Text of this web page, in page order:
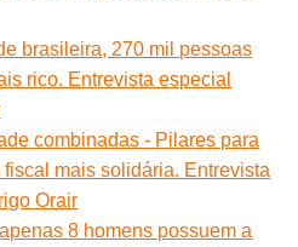
brasileira, 270 mil pessoas
rico. Entrevista especial
combinadas - Pilares para
mais solidária. Entrevista
Orair
8 homens possuem a